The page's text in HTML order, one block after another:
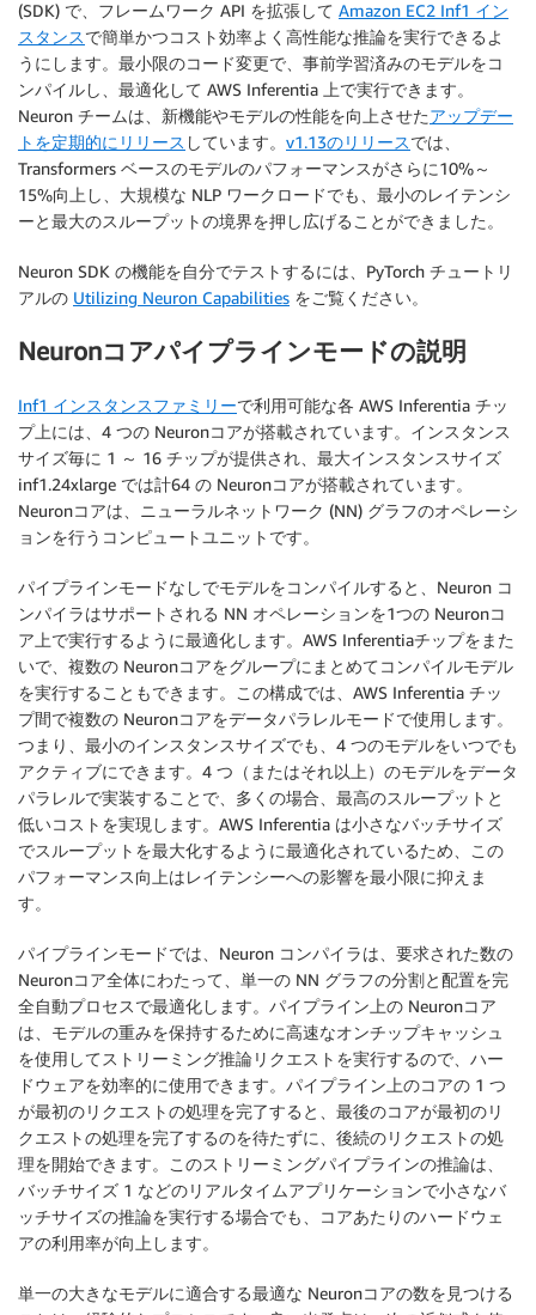
(SDK) で、フレームワーク API を拡張して Amazon EC2 Inf1 イン
スタンスで簡単かつコスト効率よく高性能な推論を実行できるよ
うにします。最小限のコード変更で、事前学習済みのモデルをコ
ンパイルし、最適化して AWS Inferentia 上で実行できます。
Neuron チームは、新機能やモデルの性能を向上させたアップデー
トを定期的にリリース しています。 v1.13のリリースでは、
Transformers ベースのモデルのパフォーマンスがさらに10%～
15%向上し、大規模な NLP ワークロードでも、最小のレイテンシ
ーと最大のスループットの境界を押し広げることができました。
Neuron SDK の機能を自分でテストするには、PyTorch チュートリ
アルの Utilizing Neuron Capabilities をご覧ください。
Neuronコアパイプラインモードの説明
Inf1 インスタンスファミリーで利用可能な各 AWS Inferentia チッ
プ上には、4 つの Neuronコアが搭載されています。インスタンス
サイズ毎に 1 ～ 16 チップが提供され、最大インスタンスサイズ
inf1.24xlarge では計64 の Neuronコアが搭載されています。
Neuronコアは、ニューラルネットワーク (NN) グラフのオペレーシ
ョンを行うコンピュートユニットです。
パイプラインモードなしでモデルをコンパイルすると、Neuron コ
ンパイラはサポートされる NN オペレーションを1つの Neuronコ
ア上で実行するように最適化します。AWS Inferentiaチップをまた
いで、複数の Neuronコアをグループにまとめてコンパイルモデル
を実行することもできます。この構成では、AWS Inferentia チッ
プ間で複数の Neuronコアをデータパラレルモードで使用します。
つまり、最小のインスタンスサイズでも、4 つのモデルをいつでも
アクティブにできます。4 つ（またはそれ以上）のモデルをデータ
パラレルで実装することで、多くの場合、最高のスループットと
低いコストを実現します。AWS Inferentia は小さなバッチサイズ
でスループットを最大化するように最適化されているため、この
パフォーマンス向上はレイテンシーへの影響を最小限に抑えま
す。
パイプラインモードでは、Neuron コンパイラは、要求された数の
Neuronコア全体にわたって、単一の NN グラフの分割と配置を完
全自動プロセスで最適化します。パイプライン上の Neuronコア
は、モデルの重みを保持するために高速なオンチップキャッシュ
を使用してストリーミング推論リクエストを実行するので、ハー
ドウェアを効率的に使用できます。パイプライン上のコアの 1 つ
が最初のリクエストの処理を完了すると、最後のコアが最初のリ
クエストの処理を完了するのを待たずに、後続のリクエストの処
理を開始できます。このストリーミングパイプラインの推論は、
バッチサイズ 1 などのリアルタイムアプリケーションで小さなバ
ッチサイズの推論を実行する場合でも、コアあたりのハードウェ
アの利用率が向上します。
単一の大きなモデルに適合する最適な Neuronコアの数を見つける